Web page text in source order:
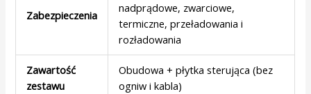
Zabezpieczenia
nadprądowe, zwarciowe,
termiczne, przeładowania i
rozładowania
Zawartość
zestawu
Obudowa + płytka sterująca (bez
ogniw i kabla)